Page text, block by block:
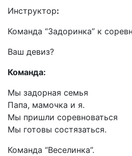
Инструктор:
Команда “Задоринка” к
Ваш девиз?
Команда:
Мы задорная семья
Папа, мамочка и я.
Мы пришли соревноваться
Мы готовы состязаться.
Команда “Веселинка”.